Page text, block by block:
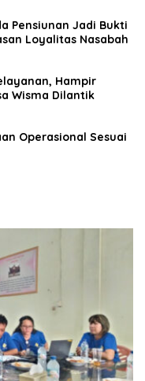
Pensiunan Jadi Bukti
Loyalitas Nasabah
Hampir
Wisma Dilantik
Operasional Sesuai